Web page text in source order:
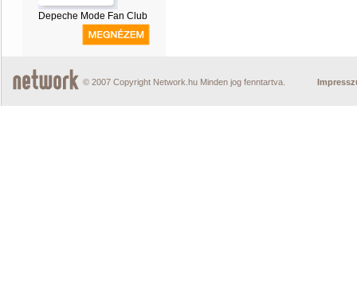
Depeche Mode Fan Club
© 2007 Copyright Network.hu Minden jog fenntartva.